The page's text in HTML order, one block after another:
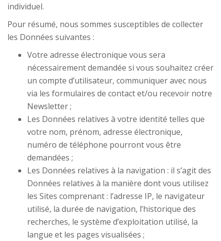
individuel.
Pour résumé, nous sommes susceptibles de collecter
les Données suivantes :
Votre adresse électronique vous sera
nécessairement demandée si vous souhaitez créer
un compte d’utilisateur, communiquer avec nous
via les formulaires de contact et/ou recevoir notre
Newsletter ;
Les Données relatives à votre identité telles que
votre nom, prénom, adresse électronique,
numéro de téléphone pourront vous être
demandées ;
Les Données relatives à la navigation : il s’agit des
Données relatives à la manière dont vous utilisez
les Sites comprenant : l’adresse IP, le navigateur
utilisé, la durée de navigation, l’historique des
recherches, le système d’exploitation utilisé, la
langue et les pages visualisées ;